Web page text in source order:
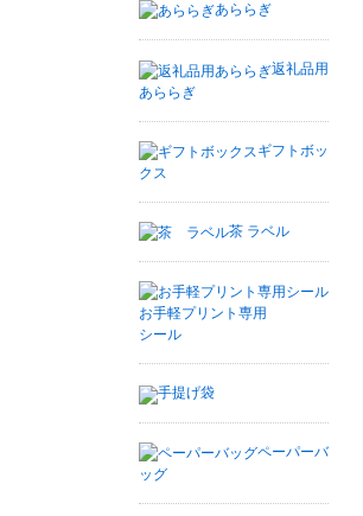
あららぎ
返礼品用
あららぎ
ギフトボッ
クス
茶 ラベル
お手軽プリント専用
シール
手提げ袋
ペーパーバ
ッグ